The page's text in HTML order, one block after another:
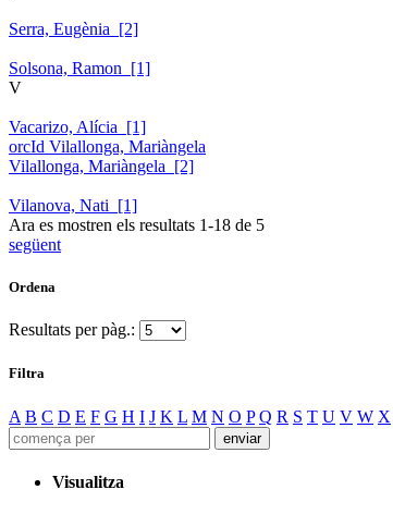
Serra, Eugènia [2]
Solsona, Ramon [1]
V
Vacarizo, Alícia [1]
orcId Vilallonga, Mariàngela
Vilallonga, Mariàngela [2]
Vilanova, Nati [1]
Ara es mostren els resultats 1-18 de 5
següent
Ordena
Resultats per pàg.:
Filtra
A B C D E F G H I J K L M N O P Q R S T U V W X
Visualitza